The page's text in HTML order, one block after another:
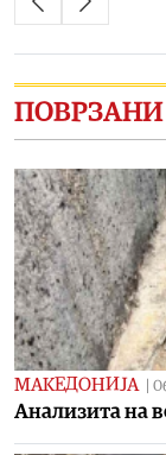
МАКЕДОНИЈА
Aнализита на